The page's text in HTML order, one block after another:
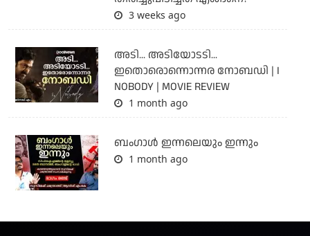
3 weeks ago
അടി... അടിയോടടി...
ഇതൊരൊന്നൊന്നര നോബഡി | I
NOBODY | MOVIE REVIEW
1 month ago
ബംഗാള്‍ ഇന്നലെയും ഇന്നും
1 month ago